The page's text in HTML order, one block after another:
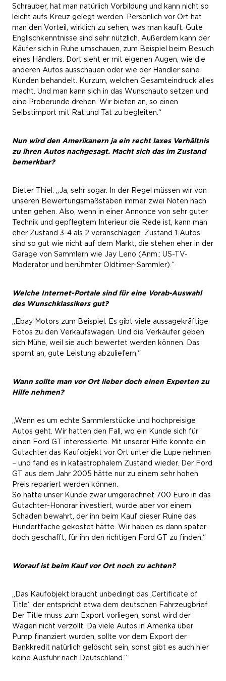
Schrauber, hat man natürlich Vorbildung und kann nicht so
leicht aufs Kreuz gelegt werden. Persönlich vor Ort hat
man den Vorteil, wirklich zu sehen, was man kauft. Gute
Englischkenntnisse sind sehr nützlich. Außerdem kann der
Käufer sich in Ruhe umschauen, zum Beispiel beim Besuch
eines Händlers. Dort sieht er mit eigenen Augen, wie die
anderen Autos ausschauen oder wie der Händler seine
Kunden behandelt. Kurzum, welchen Gesamteindruck alles
macht. Und man kann sich in das Wunschauto setzen und
eine Proberunde drehen. Wir bieten an, so einen
Selbstimport mit Rat und Tat zu begleiten.“
Nun wird den Amerikanern ja ein recht laxes Verhältnis
zu ihren Autos nachgesagt. Macht sich das im Zustand
bemerkbar?
Dieter Thiel: „Ja, sehr sogar. In der Regel müssen wir von
unseren Bewertungsmaßstäben immer zwei Noten nach
unten gehen. Also, wenn in einer Annonce von sehr guter
Technik und gepflegtem Interieur die Rede ist, kann man
eher Zustand 3-4 als 2 veranschlagen. Zustand 1-Autos
sind so gut wie nicht auf dem Markt, die stehen eher in der
Garage von Sammlern wie Jay Leno (Anm.: US-TV-
Moderator und berühmter Oldtimer-Sammler).“
Welche Internet-Portale sind für eine Vorab-Auswahl
des Wunschklassikers gut?
„Ebay Motors zum Beispiel. Es gibt viele aussagekräftige
Fotos zu den Verkaufswagen. Und die Verkäufer geben
sich Mühe, weil sie auch bewertet werden können. Das
spornt an, gute Leistung abzuliefern.“
Wann sollte man vor Ort lieber doch einen Experten zu
Hilfe nehmen?
„Wenn es um echte Sammlerstücke und hochpreisige
Autos geht. Wir hatten den Fall, wo ein Kunde sich für
einen Ford GT interessierte. Mit unserer Hilfe konnte ein
Gutachter das Kaufobjekt vor Ort unter die Lupe nehmen
– und fand es in katastrophalem Zustand wieder. Der Ford
GT aus dem Jahr 2005 hätte nur zu einem sehr hohen
Preis repariert werden können.
So hatte unser Kunde zwar umgerechnet 700 Euro in das
Gutachter-Honorar investiert, wurde aber vor einem
Schaden bewahrt, der ihn beim Kauf dieser Ruine das
Hundertfache gekostet hätte. Wir haben es dann später
doch geschafft, für ihn den richtigen Ford GT zu finden.“
Worauf ist beim Kauf vor Ort noch zu achten?
„Das Kaufobjekt braucht unbedingt das ,Certificate of
Title‘, der entspricht etwa dem deutschen Fahrzeugbrief.
Der Title muss zum Export vorliegen, sonst wird der
Wagen nicht verzollt. Da viele Autos in Amerika über
Pump finanziert wurden, sollte vor dem Export der
Bankkredit natürlich gelöscht sein, sonst gibt es auch hier
keine Ausfuhr nach Deutschland.“